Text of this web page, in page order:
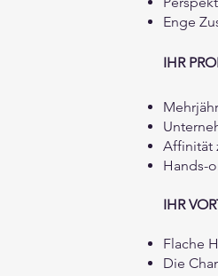
Enge
IHR
Affinität
Hands-
IHR
Flache
Die